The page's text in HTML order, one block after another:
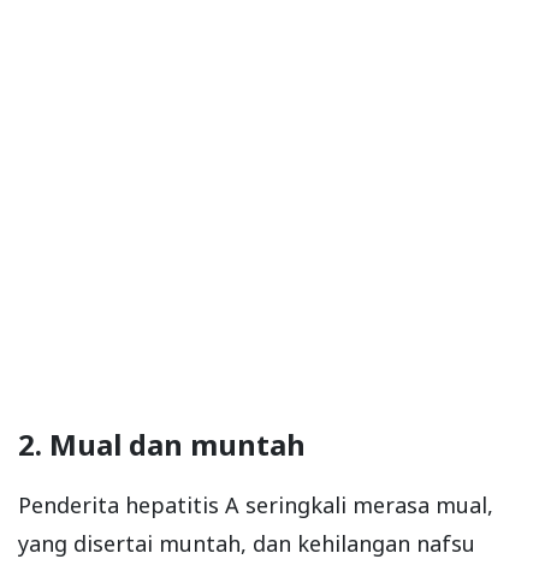
2. Mual dan muntah
Penderita hepatitis A seringkali merasa mual,
yang disertai muntah, dan kehilangan nafsu